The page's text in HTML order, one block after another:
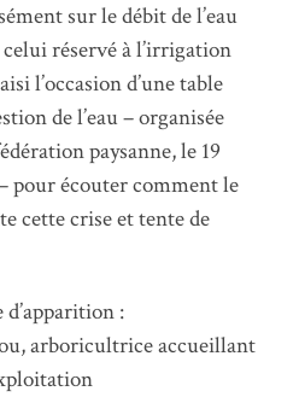
sur le débit de l’eau
réservé à l’irrigation
l’occasion d’une table
de l’eau – organisée
paysanne, le 19
pour écouter comment le
cette crise et tente de
:
arboricultrice accueillant